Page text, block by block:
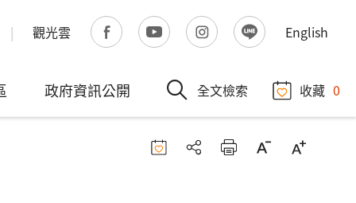
觀光雲 English
政府資訊公開 全文檢索 收藏 0